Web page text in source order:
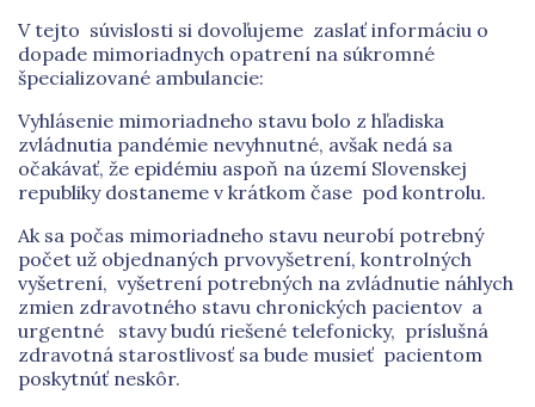
V tejto súvislosti si dovoľujeme zaslať informáciu o
dopade mimoriadnych opatrení na súkromné
špecializované ambulancie:
Vyhlásenie mimoriadneho stavu bolo z hľadiska
zvládnutia pandémie nevyhnutné, avšak nedá sa
očakávať, že epidémiu aspoň na území Slovenskej
republiky dostaneme v krátkom čase pod kontrolu.
Ak sa počas mimoriadneho stavu neurobí potrebný
počet už objednaných prvovyšetrení, kontrolných
vyšetrení, vyšetrení potrebných na zvládnutie náhlych
zmien zdravotného stavu chronických pacientov a
urgentné stavy budú riešené telefonicky, príslušná
zdravotná starostlivosť sa bude musieť pacientom
poskytnúť neskôr.